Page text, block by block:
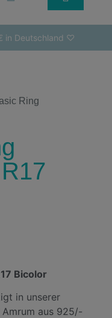
in Deutschland ♡
Ring
Bicolor
in unserer
aus 925/-